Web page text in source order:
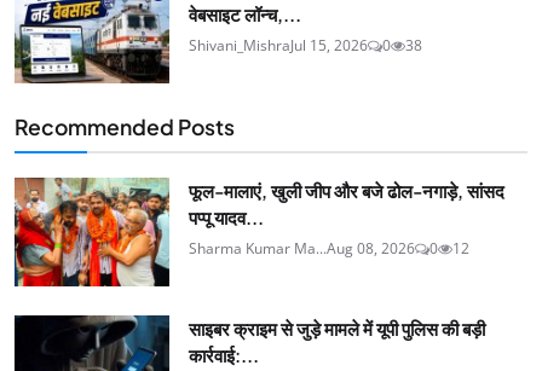
वेबसाइट लॉन्च,...
Shivani_MishraJul 15, 2026 0 38
Recommended Posts
फूल-मालाएं, खुली जीप और बजे ढोल-नगाड़े, सांसद
पप्पू यादव...
Sharma Kumar Ma...Aug 08, 2026 0 12
साइबर क्राइम से जुड़े मामले में यूपी पुलिस की बड़ी
कार्रवाई:...